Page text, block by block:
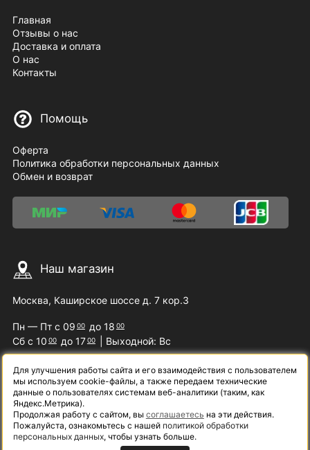
Главная
Отзывы о нас
Доставка и оплата
О нас
Контакты
Помощь
Оферта
Политика обработки персональных данных
Обмен и возврат
Наш магазин
Москва, Каширское шоссе д. 7 кор.3
Пн — Пт с 09 00 до 18 00
Сб с 10 00 до 1700 | Выходной: Вс
Наши контакты
8 (800) 200-09-07
info@samelectro.ru
Для улучшения работы сайта и его взаимодействия с пользователем
мы используем cookie-файлы, а также передаем технические
данные о пользователях системам веб-аналитики (таким, как
Яндекс.Метрика).
Продолжая работу с сайтом, вы соглашаетесь на эти действия.
Пожалуйста, ознакомьтесь с нашей политикой обработки
персональных данных, чтобы узнать больше.